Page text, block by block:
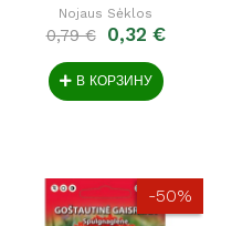
Nojaus Sėklos
0,79 € 0,32 €
В КОРЗИНУ
-50%